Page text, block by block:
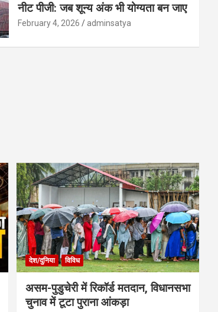
नीट पीजी: जब शून्य अंक भी योग्यता बन जाए
February 4, 2026 adminsatya
देश/दुनिया विविध
असम-पुडुचेरी में रिकॉर्ड मतदान, विधानसभा
चुनाव में टूटा पुराना आंकड़ा